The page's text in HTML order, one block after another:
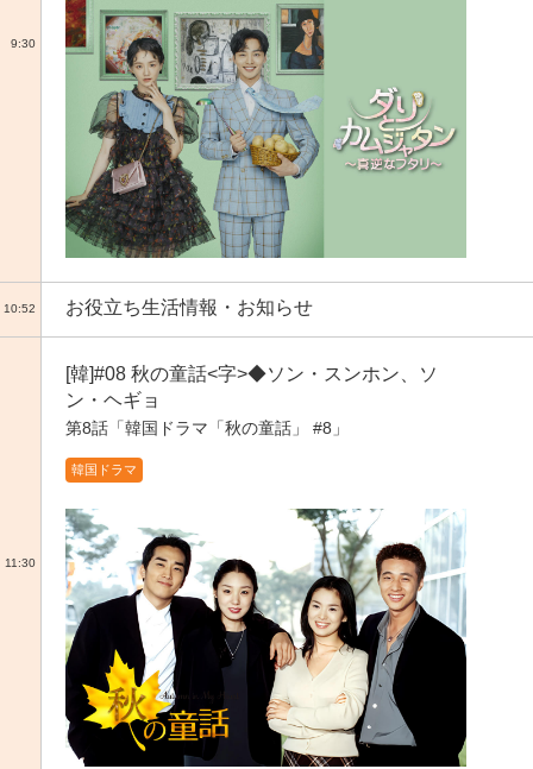
9:30
10:52 お役立ち生活情報・お知らせ
11:30
[韓]#08 秋の童話<字>◆ソン・スンホン、ソ
ン・ヘギョ
第8話「韓国ドラマ「秋の童話」 #8」
韓国ドラマ